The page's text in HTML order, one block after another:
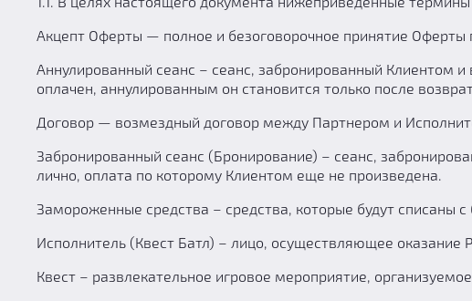
Акцепт Оферты — полное и безоговорочное принятие
Аннулированный сеанс – сеанс, забронированный Клиентом
оплачен, аннулированным он становится только после
Договор — возмездный договор между Партнером и
Забронированный сеанс (Бронирование) – сеанс,
лично, оплата по которому Клиентом еще не произведена.
Замороженные средства – средства, которые будут списаны
Исполнитель (Квест Батл) – лицо, осуществляющее оказание
Квест – развлекательное игровое мероприятие,